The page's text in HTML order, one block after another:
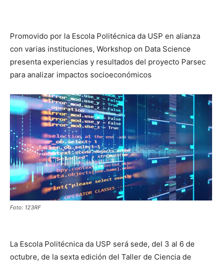
Promovido por la Escola Politécnica da USP en alianza
con varias instituciones, Workshop on Data Science
presenta experiencias y resultados del proyecto Parsec
para analizar impactos socioeconómicos
Foto: 123RF
La Escola Politécnica da USP será sede, del 3 al 6 de
octubre, de la sexta edición del Taller de Ciencia de